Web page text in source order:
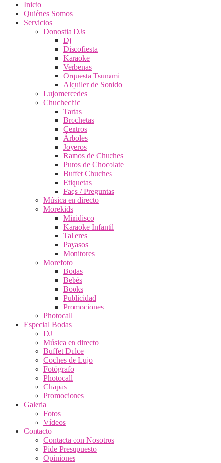
Inicio
Quiénes Somos
Servicios
Donostia DJs
Dj
Discofiesta
Karaoke
Verbenas
Orquesta Tsunami
Alquiler de Sonido
Lujomercedes
Chuchechic
Tartas
Brochetas
Centros
Árboles
Joyeros
Ramos de Chuches
Puros de Chocolate
Buffet Chuches
Etiquetas
Faqs / Preguntas
Música en directo
Morekids
Minidisco
Karaoke Infantil
Talleres
Payasos
Monitores
Morefoto
Bodas
Bebés
Books
Publicidad
Promociones
Photocall
Especial Bodas
DJ
Música en directo
Buffet Dulce
Coches de Lujo
Fotógrafo
Photocall
Chapas
Promociones
Galeria
Fotos
Vídeos
Contacto
Contacta con Nosotros
Pide Presupuesto
Opiniones